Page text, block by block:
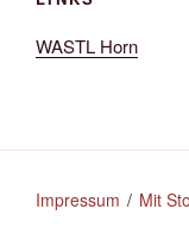
WASTL Horn
Impressum Mit